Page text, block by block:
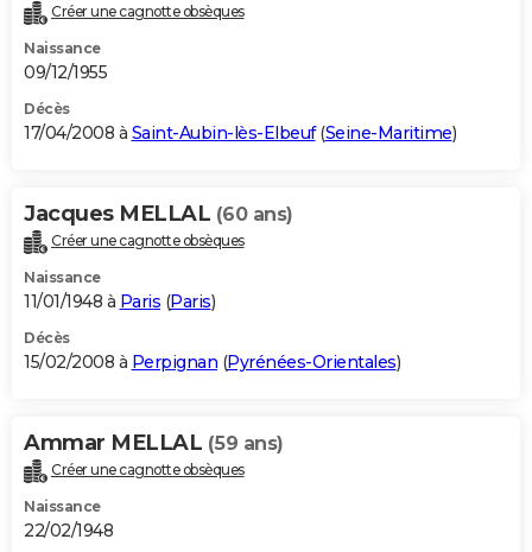
Créer une cagnotte obsèques
Naissance
09/12/1955
Décès
17/04/2008 à Saint-Aubin-lès-Elbeuf(Seine-Maritime)
Jacques MELLAL (60 ans)
Créer une cagnotte obsèques
Naissance
11/01/1948 à Paris (Paris)
Décès
15/02/2008 à Perpignan (Pyrénées-Orientales)
Ammar MELLAL (59 ans)
Créer une cagnotte obsèques
Naissance
22/02/1948